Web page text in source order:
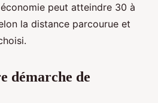
peut atteindre 30 à
la distance parcourue et
démarche de